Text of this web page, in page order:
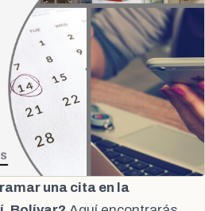
una cita en la